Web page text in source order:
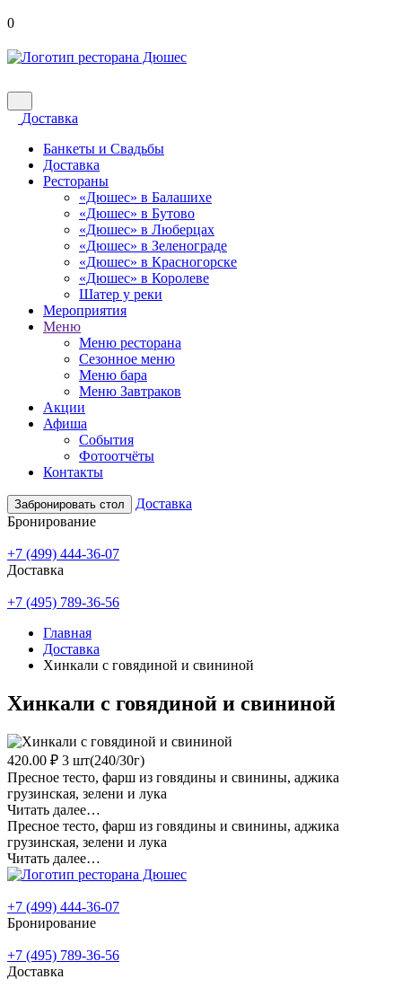
0
Доставка
Банкеты и Свадьбы
Доставка
Рестораны
«Дюшес» в Балашихе
«Дюшес» в Бутово
«Дюшес» в Люберцах
«Дюшес» в Зеленограде
«Дюшес» в Красногорске
«Дюшес» в Королеве
Шатер у реки
Мероприятия
Меню
Меню ресторана
Сезонное меню
Меню бара
Меню Завтраков
Акции
Афиша
События
Фотоотчёты
Контакты
Забронировать стол
Доставка
Бронирование
+7 (499) 444-36-07
Доставка
+7 (495) 789-36-56
Главная
Доставка
Хинкали с говядиной и свининой
Хинкали с говядиной и свининой
420.00 ₽ 3 шт(240/30г)
Пресное тесто, фарш из говядины и свинины, аджика
грузинская, зелени и лука
Читать далее…
Пресное тесто, фарш из говядины и свинины, аджика
грузинская, зелени и лука
Читать далее…
+7 (499) 444-36-07
Бронирование
+7 (495) 789-36-56
Доставка